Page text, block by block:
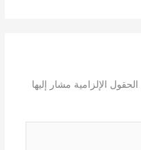
الحقول الإلزامية مشار إليها